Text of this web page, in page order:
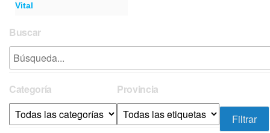
Vital
Buscar
Categoría Provincia